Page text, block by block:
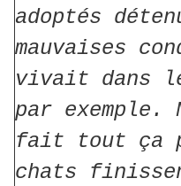
adoptés
mauvaises
vivait dans
par exemple.
fait tout ça
chats